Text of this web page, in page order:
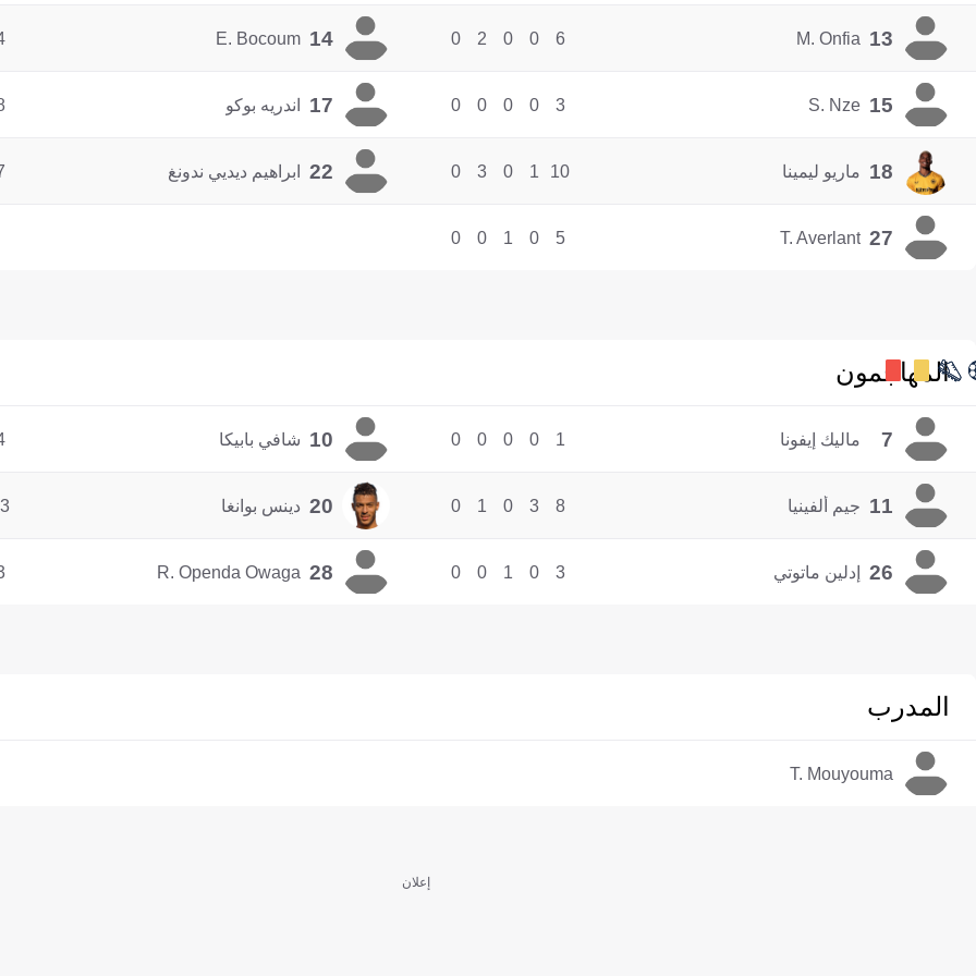
13
M. Onfia
6
0
0
2
0
14
E. Bocoum
15
S. Nze
3
0
0
0
0
17 اندريه بوكو
18 ماريو ليمينا 10
1
0
3
0
22 ابراهيم ديديي ندونغ
27
T. Averlant
5
0
1
0
0
المهاجمون
7 ماليك إيفونا 1
0
0
0
0
10 شافي بابيكا
11 جيم ألفينيا 8
3
0
1
0
20 دينس بوانغا
26 إدلين ماتوتي 3
0
1
0
0
28
R. Openda Owaga
المدرب
T. Mouyouma
إعلان